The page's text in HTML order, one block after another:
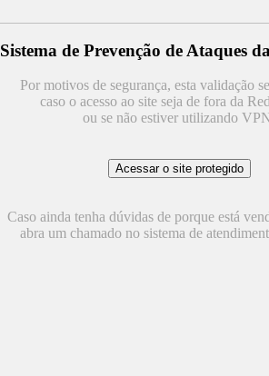
Sistema de Prevenção de Ataques
Por motivos de segurança, esta validação
caso o acesso ao site seja de fora da
ou se não estiver utilizando
Caso ainda tenha dúvidas de porque está
abra um chamado no sistema de